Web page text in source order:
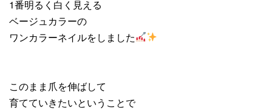
1番明るく白く見える
ベージュカラーの
ワンカラーネイルをしました
このまま爪を伸ばして
育てていきたいということで